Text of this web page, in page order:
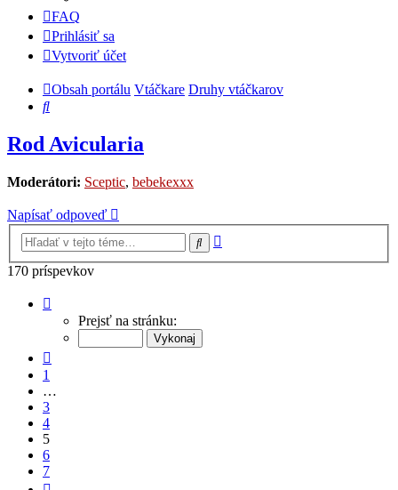
FAQ
Prihlásiť sa
Vytvoriť účet
Obsah portálu Vtáčkare Druhy vtáčkarov
Hľadať
Rod Avicularia
Moderátori: Sceptic, bebekexxx
Napísať odpoveď
Hľadať
170 príspevkov
Prejsť na stránku:
1
…
3
4
5
6
7